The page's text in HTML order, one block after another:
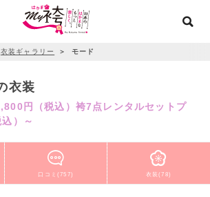
衣装ギャラリー ＞ モード
衣装
円（税込）袴7点レンタルセットプ
込）～
口コミ(757) 衣装(78)